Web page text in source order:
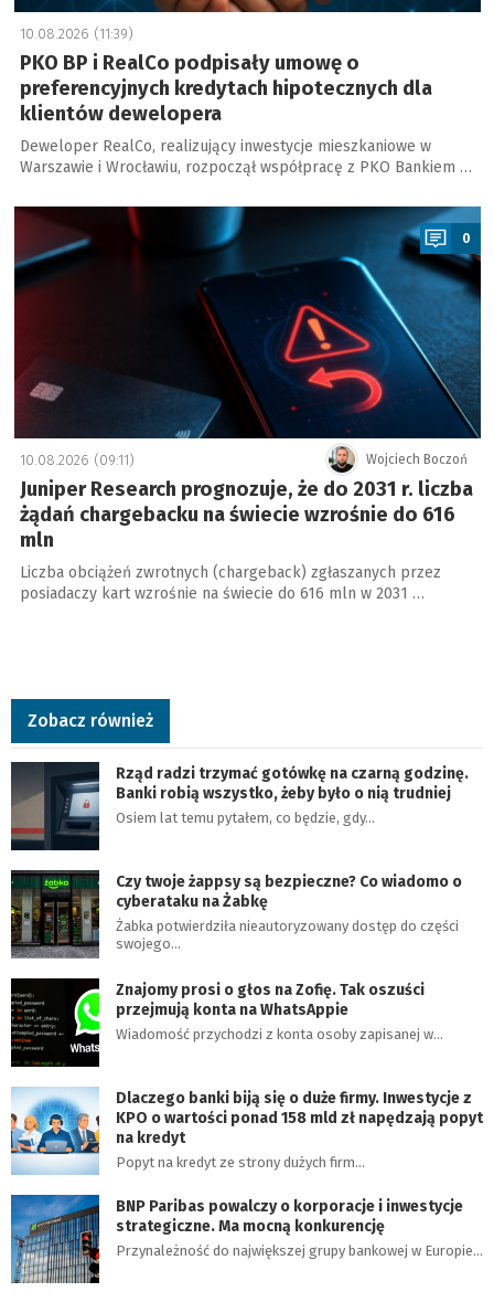
10.08.2026 (11:39)
PKO BP i RealCo podpisały umowę o
preferencyjnych kredytach hipotecznych dla
klientów dewelopera
Deweloper RealCo, realizujący inwestycje mieszkaniowe w
Warszawie i Wrocławiu, rozpoczął współpracę z PKO Bankiem …
a
0
Wojciech Boczoń
10.08.2026 (09:11)
Juniper Research prognozuje, że do 2031 r. liczba
żądań chargebacku na świecie wzrośnie do 616
mln
Liczba obciążeń zwrotnych (chargeback) zgłaszanych przez
posiadaczy kart wzrośnie na świecie do 616 mln w 2031 …
Zobacz również
Rząd radzi trzymać gotówkę na czarną godzinę.
Banki robią wszystko, żeby było o nią trudniej
Osiem lat temu pytałem, co będzie, gdy…
Czy twoje żappsy są bezpieczne? Co wiadomo o
cyberataku na Żabkę
Żabka potwierdziła nieautoryzowany dostęp do części
swojego…
Znajomy prosi o głos na Zofię. Tak oszuści
przejmują konta na WhatsAppie
Wiadomość przychodzi z konta osoby zapisanej w…
Dlaczego banki biją się o duże firmy. Inwestycje z
KPO o wartości ponad 158 mld zł napędzają popyt
na kredyt
Popyt na kredyt ze strony dużych firm…
BNP Paribas powalczy o korporacje i inwestycje
strategiczne. Ma mocną konkurencję
Przynależność do największej grupy bankowej w Europie…